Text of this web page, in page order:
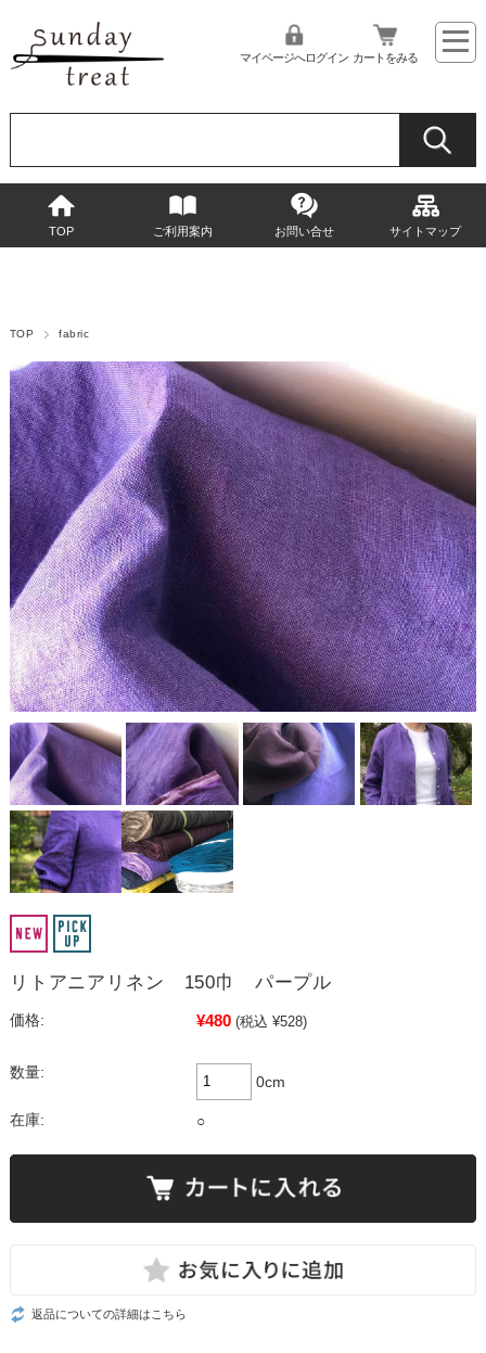
マイページへログイン カートをみる
TOP ご利用案内 お問い合せ サイトマップ
TOP fabric
リトアニアリネン 150巾 パープル
価格: ¥480 (税込 ¥528)
数量:
0cm
在庫: ○
返品についての詳細はこちら